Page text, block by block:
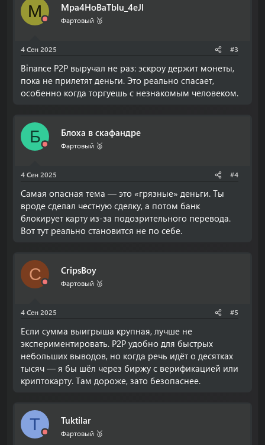
M Mpa4HoBaTblu_4eJl
Фартовый 🥈
4 Сен 2025 #3
Binance P2P выручал не раз: эскроу держит монеты,
пока не прилетят деньги. Это реально спасает,
особенно когда торгуешь с незнакомым человеком.
Б Блоха в скафандре
Фартовый 🥈
4 Сен 2025 #4
Самая опасная тема — это «грязные» деньги. Ты
вроде сделал честную сделку, а потом банк
блокирует карту из-за подозрительного перевода.
Вот тут реально становится не по себе.
C CripsBoy
Фартовый 🥈
4 Сен 2025 #5
Если сумма выигрыша крупная, лучше не
экспериментировать. P2P удобно для быстрых
небольших выводов, но когда речь идёт о десятках
тысяч — я бы шёл через биржу с верификацией или
криптокарту. Там дороже, зато безопаснее.
T Tuktilar
Фартовый 🥈